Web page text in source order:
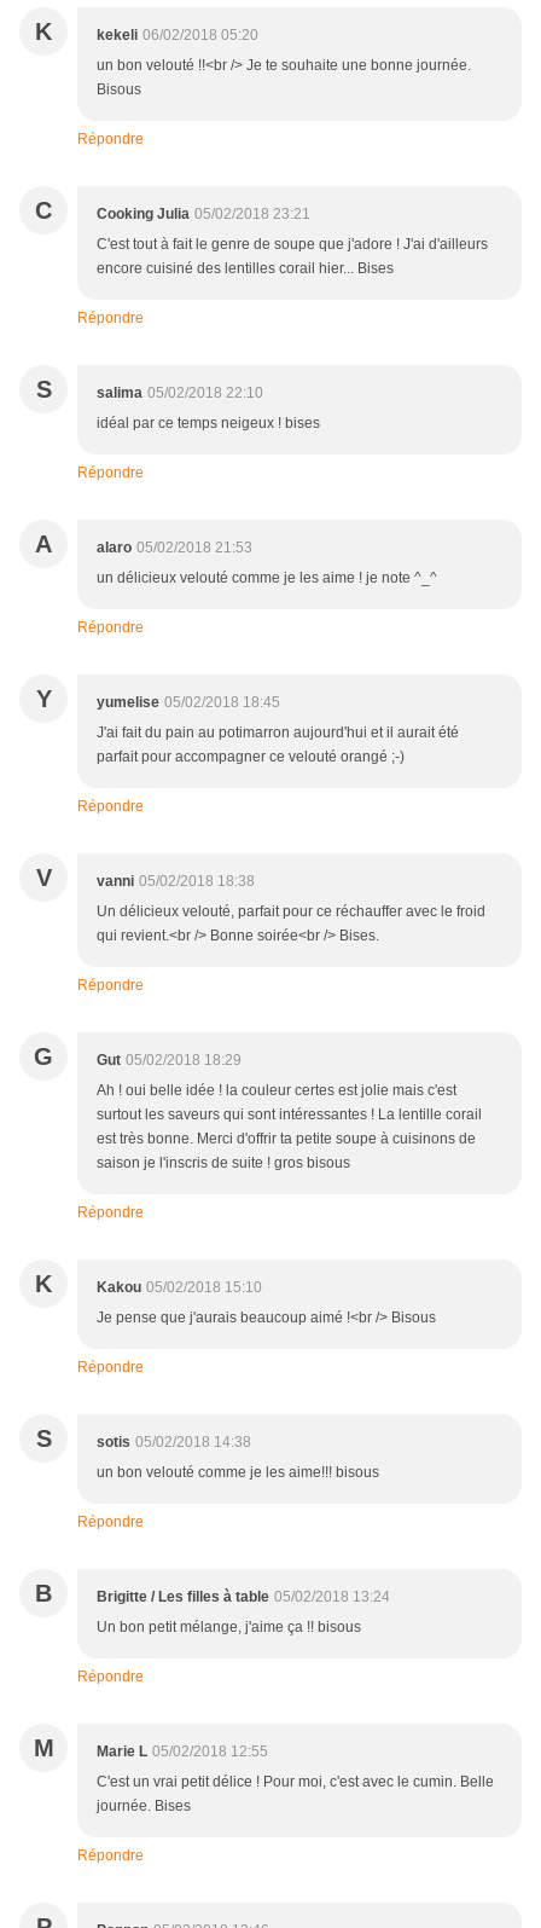
K kekeli 06/02/2018 05:20
un bon velouté !!<br /> Je te souhaite une bonne journée.
Bisous
Répondre
C Cooking Julia 05/02/2018 23:21
C'est tout à fait le genre de soupe que j'adore ! J'ai d'ailleurs
encore cuisiné des lentilles corail hier... Bises
Répondre
S salima 05/02/2018 22:10
idéal par ce temps neigeux ! bises
Répondre
A alaro 05/02/2018 21:53
un délicieux velouté comme je les aime ! je note ^_^
Répondre
Y yumelise 05/02/2018 18:45
J'ai fait du pain au potimarron aujourd'hui et il aurait été
parfait pour accompagner ce velouté orangé ;-)
Répondre
V vanni 05/02/2018 18:38
Un délicieux velouté, parfait pour ce réchauffer avec le froid
qui revient.<br /> Bonne soirée<br /> Bises.
Répondre
G Gut 05/02/2018 18:29
Ah ! oui belle idée ! la couleur certes est jolie mais c'est
surtout les saveurs qui sont intéressantes ! La lentille corail
est très bonne. Merci d'offrir ta petite soupe à cuisinons de
saison je l'inscris de suite ! gros bisous
Répondre
K Kakou 05/02/2018 15:10
Je pense que j'aurais beaucoup aimé !<br /> Bisous
Répondre
S sotis 05/02/2018 14:38
un bon velouté comme je les aime!!! bisous
Répondre
B Brigitte / Les filles à table 05/02/2018 13:24
Un bon petit mélange, j'aime ça !! bisous
Répondre
M Marie L 05/02/2018 12:55
C'est un vrai petit délice ! Pour moi, c'est avec le cumin. Belle
journée. Bises
Répondre